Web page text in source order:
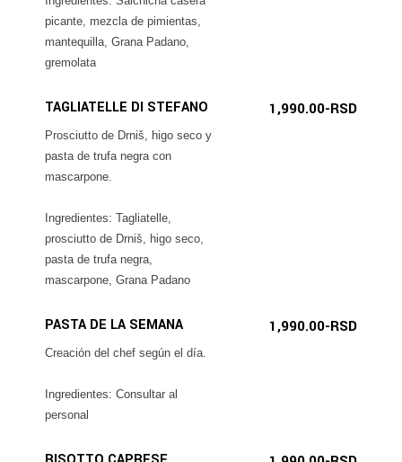
picante, mezcla de pimientas,
mantequilla, Grana Padano,
gremolata
TAGLIATELLE DI STEFANO 1,990.00-RSD
Prosciutto de Drniš, higo seco y
pasta de trufa negra con
mascarpone.
Ingredientes: Tagliatelle,
prosciutto de Drniš, higo seco,
pasta de trufa negra,
mascarpone, Grana Padano
PASTA DE LA SEMANA 1,990.00-RSD
Creación del chef según el día.
Ingredientes: Consultar al
personal